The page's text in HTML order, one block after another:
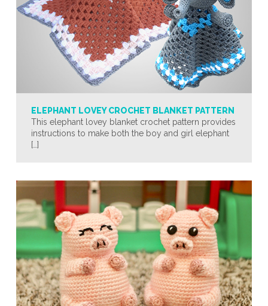
ELEPHANT LOVEY CROCHET BLANKET PATTERN
This elephant lovey blanket crochet pattern provides
instructions to make both the boy and girl elephant
[…]